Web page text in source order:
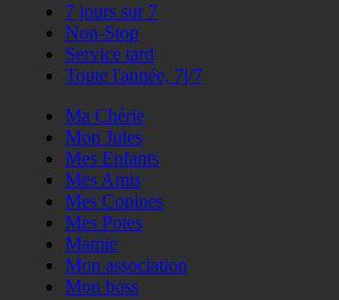
7 jours sur 7
Non-Stop
Service tard
Toute l'année, 7j/7
Ma Chérie
Mon Jules
Mes Enfants
Mes Amis
Mes Copines
Mes Potes
Mamie
Mon association
Mon boss